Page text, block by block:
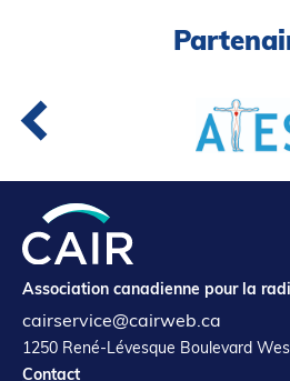
Association canadienne pour la
cairservice@cairweb.ca
1250 René-Lévesque Boulevard
Contact